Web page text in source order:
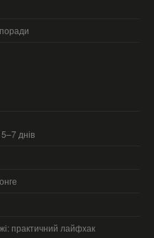
днів
практичний лайфхак